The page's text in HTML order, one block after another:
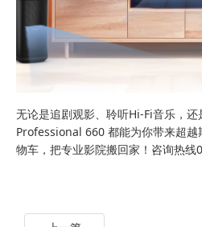
无论是追剧观影、聆听Hi-Fi音乐，还
Professional 660 都能为你带来超越
物车，把专业影院搬回家！咨询热